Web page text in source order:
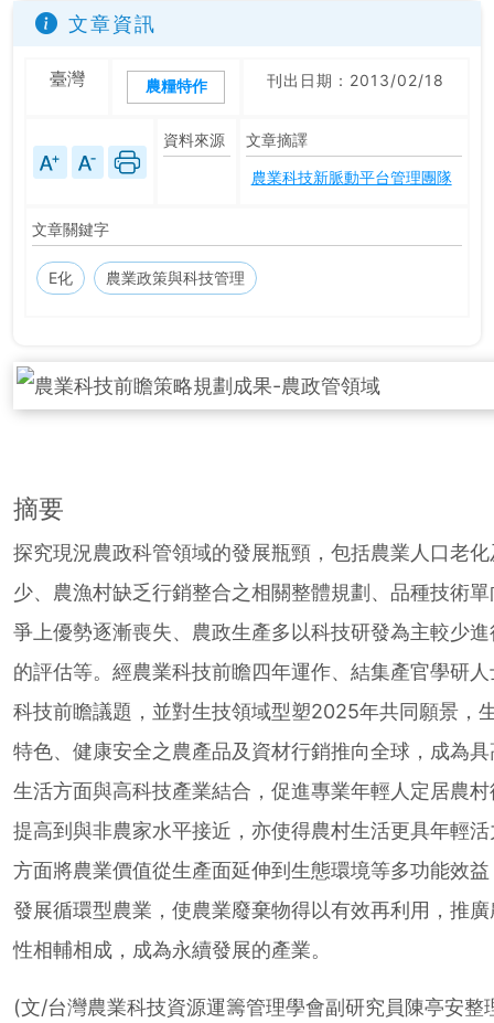
文章資訊
臺灣 農糧特作 刊出日期：2013/02/18
資料來源
文章摘譯
農業科技新脈動平台管理團隊
文章關鍵字
E化 農業政策與科技管理
摘要
探究現況農政科管領域的發展瓶頸，包括農業人口老
少、農漁村缺乏行銷整合之相關整體規劃、品種技術
爭上優勢逐漸喪失、農政生產多以科技研發為主較少
的評估等。經農業科技前瞻四年運作、結集產官學研
科技前瞻議題，並對生技領域型塑2025年共同願景，
特色、健康安全之農產品及資材行銷推向全球，成為
生活方面與高科技產業結合，促進專業年輕人定居農
提高到與非農家水平接近，亦使得農村生活更具年輕
方面將農業價值從生產面延伸到生態環境等多功能效
發展循環型農業，使農業廢棄物得以有效再利用，推
性相輔相成，成為永續發展的產業。
(文/台灣農業科技資源運籌管理學會副研究員陳亭安整